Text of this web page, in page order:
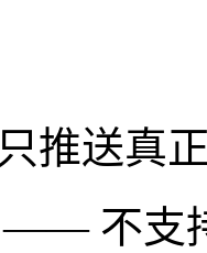
只推送真
—— 不支